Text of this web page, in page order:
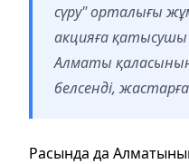
сүру" орталығы
акцияға қатысушы
Алматы
белсенді, жастарға
Расында да